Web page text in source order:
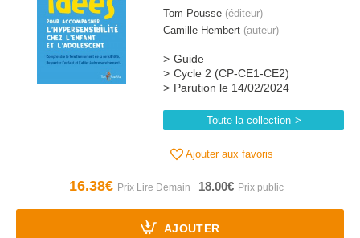
Tom Pousse (éditeur)
Camille Hembert (auteur)
Guide
Cycle 2 (CP-CE1-CE2)
Parution le 14/02/2024
Toute la collection
Ajouter aux favoris
16.38€ 18.00€
AJOUTER